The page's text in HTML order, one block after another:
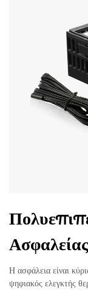
Ασφαλείας
Η ασφάλεια είναι
ψηφιακός ελεγκτής